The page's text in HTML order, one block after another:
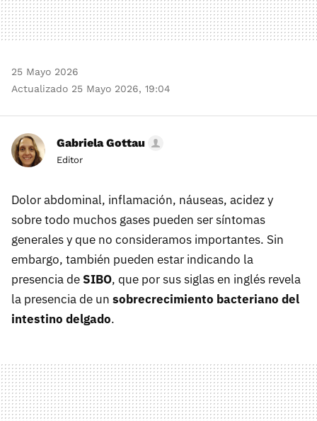
25 Mayo 2026
Actualizado 25 Mayo 2026, 19:04
Gabriela Gottau
Editor
Dolor abdominal, inflamación, náuseas, acidez y
sobre todo muchos gases pueden ser síntomas
generales y que no consideramos importantes. Sin
embargo, también pueden estar indicando la
presencia de SIBO, que por sus siglas en inglés revela
la presencia de un sobrecrecimiento bacteriano del
intestino delgado.